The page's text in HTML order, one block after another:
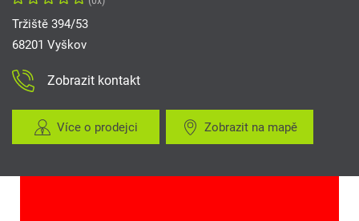
Tržiště 394/53
68201 Vyškov
Zobrazit kontakt
Více o prodejci Zobrazit na mapě